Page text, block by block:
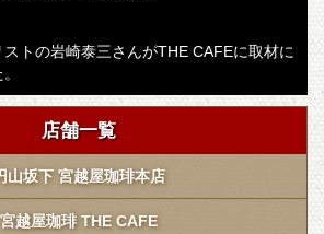
トの岩崎泰三さんがTHE CAFEに取材に
店舗一覧
山坂下 宮越屋珈琲本店
宮越屋珈琲 THE CAFE